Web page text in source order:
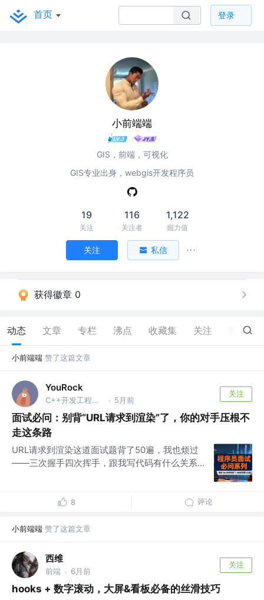
首页 登录
小前端端
GIS，前端，可视化
GIS专业出身，webgis开发程序员
19
关注
116
关注者
1,122
掘力值
关注 私信
获得徽章 0
动态 文章 专栏 沸点 收藏集 关注 33
小前端端 赞了这篇文章
YouRock
C++开发工程师 @字节跳动 · 5月前
关注
面试必问：别背“URL请求到渲染”了，你的对手压根不
走这条路
URL请求到渲染这道面试题背了50遍，我也烦过
——三次握手四次挥手，跟我写代码有什么关系...
8 评论
小前端端 赞了这篇文章
西维
前端 · 6月前
关注
hooks + 数字滚动，大屏&看板必备的丝滑技巧